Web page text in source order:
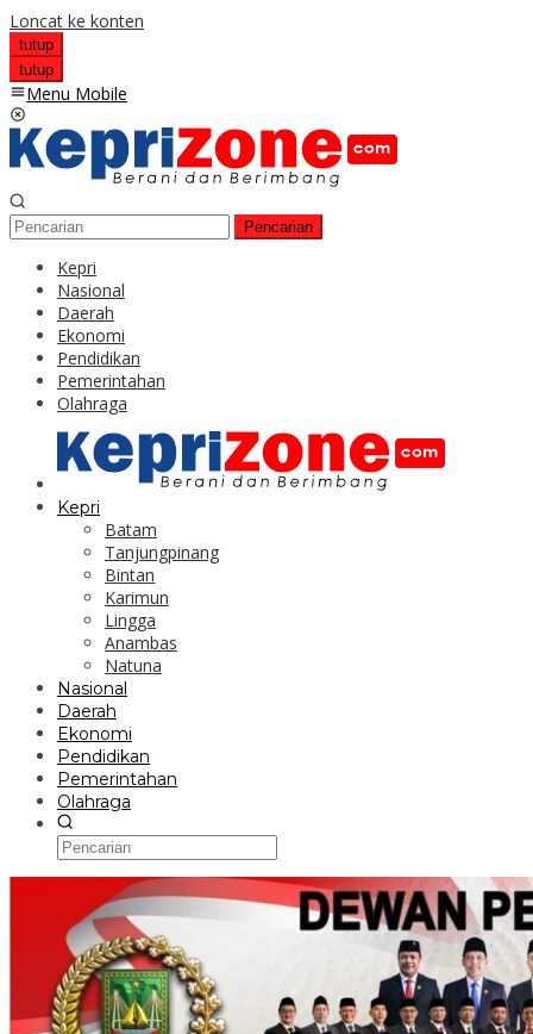
Loncat ke konten
tutup
tutup
Menu Mobile
Pencarian
Kepri
Nasional
Daerah
Ekonomi
Pendidikan
Pemerintahan
Olahraga
Kepri
Batam
Tanjungpinang
Bintan
Karimun
Lingga
Anambas
Natuna
Nasional
Daerah
Ekonomi
Pendidikan
Pemerintahan
Olahraga